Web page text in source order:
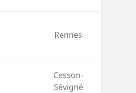
Rennes
Cesson-
Sévigné